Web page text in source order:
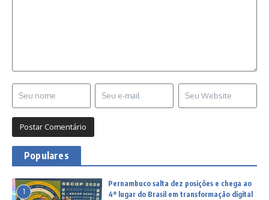
Populares
1
Pernambuco salta dez posições e chega ao
4º lugar do Brasil em transformação digital